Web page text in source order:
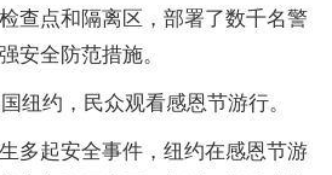
查点和隔离区，部署了数千名警
安全防范措施。
纽约，民众观看感恩节游行。
多起安全事件，纽约在感恩节游